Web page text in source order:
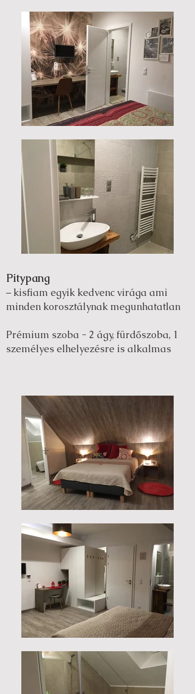
Pitypang
– kisfiam egyik kedvenc virága ami
minden korosztálynak megunhatatlan
Prémium szoba - 2 ágy, fürdőszoba, 1
személyes elhelyezésre is alkalmas